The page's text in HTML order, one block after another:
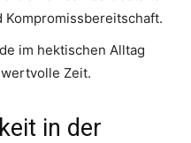
im hektischen Alltag
Zeit.
in der